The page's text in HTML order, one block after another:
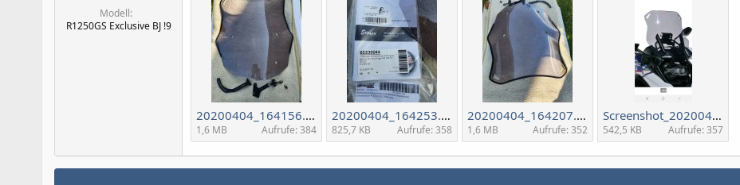
Modell
R1250GS Exclusive BJ !9
20200404_164156.jpg
1,6 MB Aufrufe: 384
20200404_164253.jpg
825,7 KB Aufrufe: 358
20200404_164207.jpg
1,6 MB Aufrufe: 352
Screenshot_20200411-163436_eBay Kleinanzeigen.jpg
542,5 KB Aufrufe: 357